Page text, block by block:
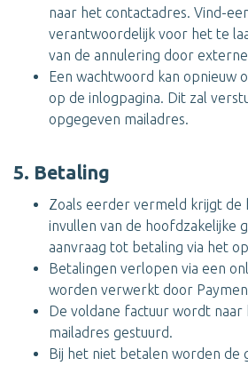
naar het contactadres. Vind-
verantwoordelijk voor het te
van de annulering door
Een wachtwoord kan opnieuw
op de inlogpagina. Dit zal
opgegeven mailadres.
5. Betaling
Zoals eerder vermeld krijgt de
invullen van de hoofdzakelijke
aanvraag tot betaling via het
Betalingen verlopen via een
worden verwerkt door
De voldane factuur wordt naar
mailadres gestuurd.
Bij het niet betalen worden de